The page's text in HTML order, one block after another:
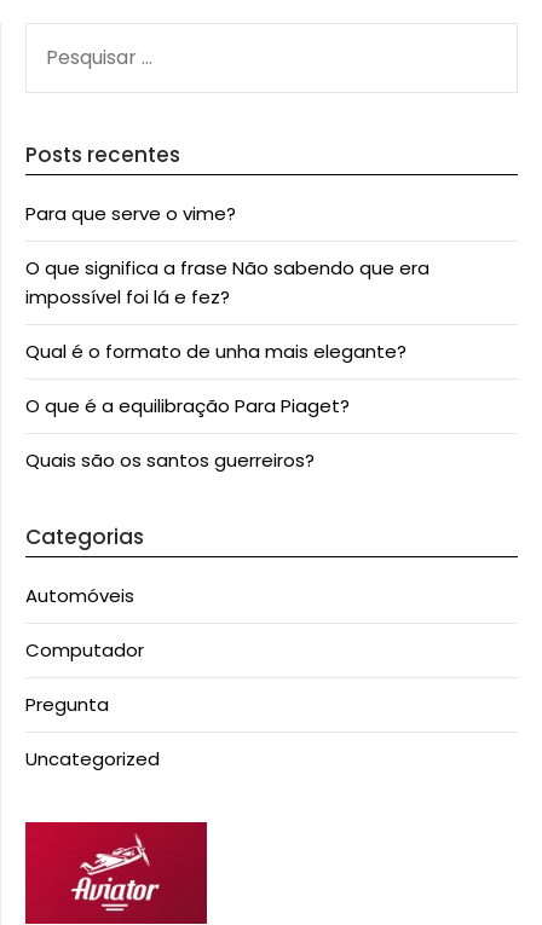
POR:
Posts recentes
Para que serve o vime?
O que significa a frase Não sabendo que era
impossível foi lá e fez?
Qual é o formato de unha mais elegante?
O que é a equilibração Para Piaget?
Quais são os santos guerreiros?
Categorias
Automóveis
Computador
Pregunta
Uncategorized